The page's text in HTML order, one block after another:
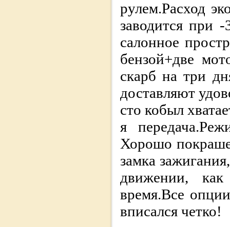
рулем.Расход
заводится при
салонное
бензой+две
скарб на три
доставляют
сто кобыл
я
Хорошо
замка
движении, как
время.Все
вписался четко!